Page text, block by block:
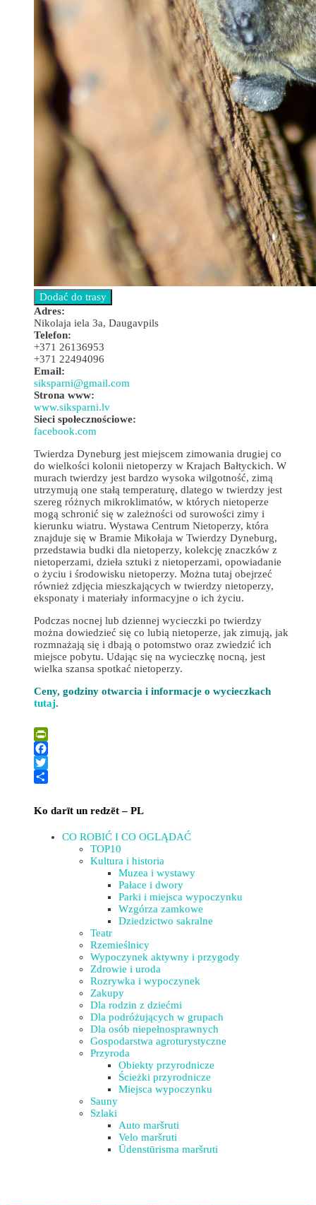
Adres:
Nikolaja iela 3a, Daugavpils
Telefon:
+371 26136953
+371 22494096
Email:
siksparni@gmail.com
Strona www:
www.siksparni.lv
Sieci społecznościowe:
facebook.com
Twierdza Dyneburg jest miejscem zimowania drugiej co
do wielkości kolonii nietoperzy w Krajach Bałtyckich. W
murach twierdzy jest bardzo wysoka wilgotność, zimą
utrzymują one stałą temperaturę, dlatego w twierdzy jest
szereg różnych mikroklimatów, w których nietoperze
mogą schronić się w zależności od surowości zimy i
kierunku wiatru. Wystawa Centrum Nietoperzy, która
znajduje się w Bramie Mikołaja w Twierdzy Dyneburg,
przedstawia budki dla nietoperzy, kolekcję znaczków z
nietoperzami, dzieła sztuki z nietoperzami, opowiadanie
o życiu i środowisku nietoperzy. Można tutaj obejrzeć
również zdjęcia mieszkających w twierdzy nietoperzy,
eksponaty i materiały informacyjne o ich życiu.
Podczas nocnej lub dziennej wycieczki po twierdzy
można dowiedzieć się co lubią nietoperze, jak zimują, jak
rozmnażają się i dbają o potomstwo oraz zwiedzić ich
miejsce pobytu. Udając się na wycieczkę nocną, jest
wielka szansa spotkać nietoperzy.
Ceny, godziny otwarcia i informacje o wycieczkach
tutaj.
PrintFriendly
Facebook
Twitter
Ko darīt un redzēt – PL
CO ROBIĆ I CO OGLĄDAĆ
TOP10
Kultura i historia
Muzea i wystawy
Pałace i dwory
Parki i miejsca wypoczynku
Wzgórza zamkowe
Dziedzictwo sakralne
Teatr
Rzemieślnicy
Wypoczynek aktywny i przygody
Zdrowie i uroda
Rozrywka i wypoczynek
Zakupy
Dla rodzin z dziećmi
Dla podróżujących w grupach
Dla osób niepełnosprawnych
Gospodarstwa agroturystyczne
Przyroda
Obiekty przyrodnicze
Ścieżki przyrodnicze
Miejsca wypoczynku
Sauny
Szlaki
Auto maršruti
Velo maršruti
Ūdenstūrisma maršruti